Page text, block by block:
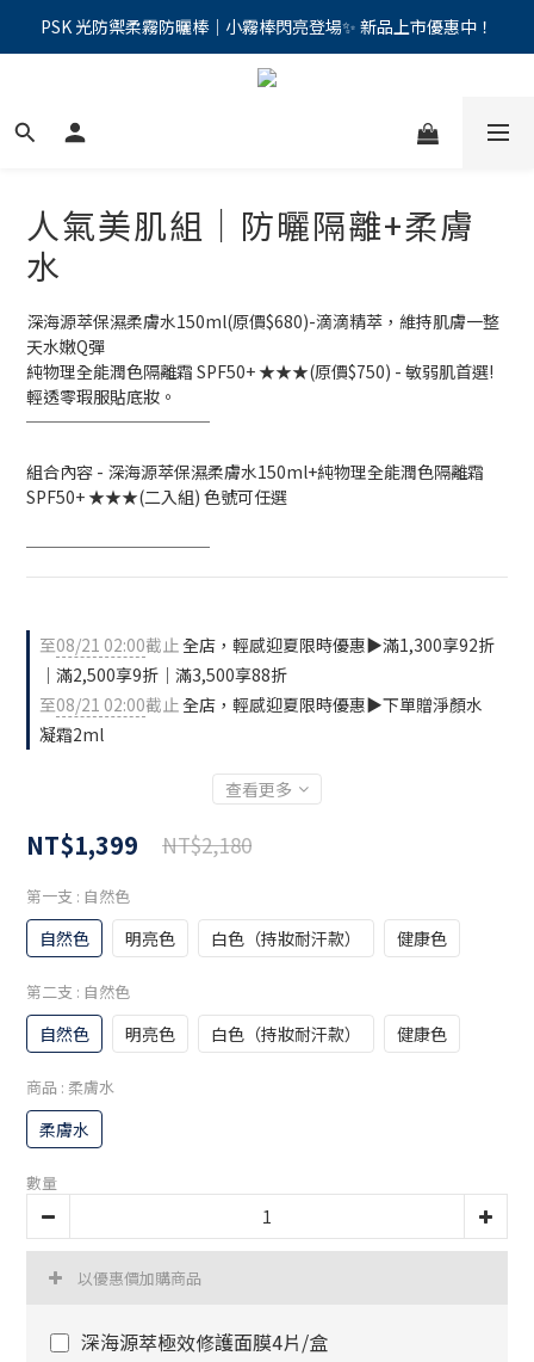
PSK 光防禦柔霧防曬棒｜小霧棒閃亮登場✨ 新品上市優惠中！
PSK 光防禦柔霧防曬棒｜小霧棒閃亮登場✨ 新品上市優惠中！
新客首次下單>>加入會員現折100元
人氣美肌組｜防曬隔離+柔膚
水
深海源萃保濕柔膚水150ml(原價$680)-滴滴精萃，維持肌膚一整
天水嫩Q彈
純物理全能潤色隔離霜 SPF50+ ★★★(原價$750) - 敏弱肌首選!
輕透零瑕服貼底妝。
───────────
組合內容 - 深海源萃保濕柔膚水150ml+純物理全能潤色隔離霜
SPF50+ ★★★(二入組) 色號可任選
───────────
至08/21 02:00截止全店，輕感迎夏限時優惠▶️滿1,300享92折
｜滿2,500享9折｜滿3,500享88折
至08/21 02:00截止全店，輕感迎夏限時優惠▶️下單贈淨顏水
凝霜2ml
查看更多
NT$1,399 NT$2,180
第一支 : 自然色
自然色 明亮色 白色（持妝耐汗款） 健康色
第二支 : 自然色
自然色 明亮色 白色（持妝耐汗款） 健康色
商品 : 柔膚水
柔膚水
數量
以優惠價加購商品
深海源萃極效修護面膜4片/盒